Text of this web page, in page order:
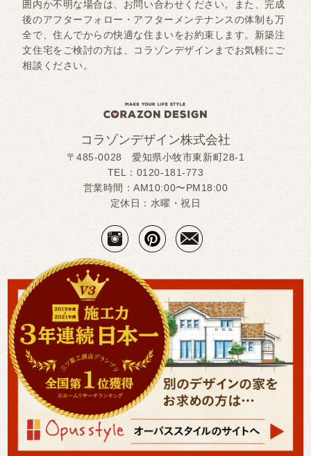
囲内か不明な場合は、お問い合わせください。また、完成
後のアフターフォロー・アフターメンテナンスの体制も万
全で、住んでからの快適な住まいをお約束します。新築注
文住宅をご検討の方は、コラゾンデザインまでお気軽にご
相談ください。
コラゾンデザイン株式会社
〒485-0028 愛知県小牧市東新町28-1
TEL： 0120-181-773
営業時間：AM10:00〜PM18:00
定休日：水曜・祝日